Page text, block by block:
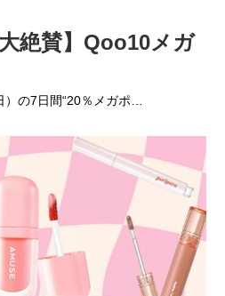
絶賛】Qoo10メガ
の7日間“20％メガポ…